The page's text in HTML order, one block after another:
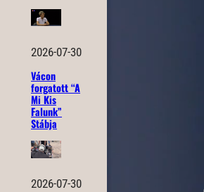
2026-07-30
Vácon
forgatott “A
Mi Kis
Falunk”
Stábja
2026-07-30